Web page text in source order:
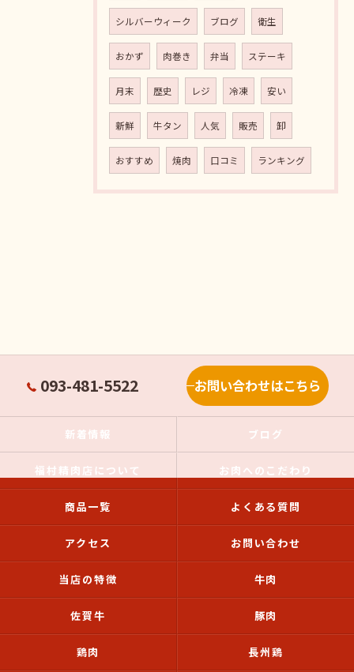
シルバーウィーク ブログ 衛生
おかず 肉巻き 弁当 ステーキ
月末 歴史 レジ 冷凍 安い
新鮮 牛タン 人気 販売 卸
おすすめ 焼肉 口コミ ランキング
093-481-5522 お問い合わせはこちら
新着情報 ブログ
福村精肉店について お肉へのこだわり
商品一覧 よくある質問
アクセス お問い合わせ
当店の特徴 牛肉
佐賀牛 豚肉
鶏肉 長州鶏